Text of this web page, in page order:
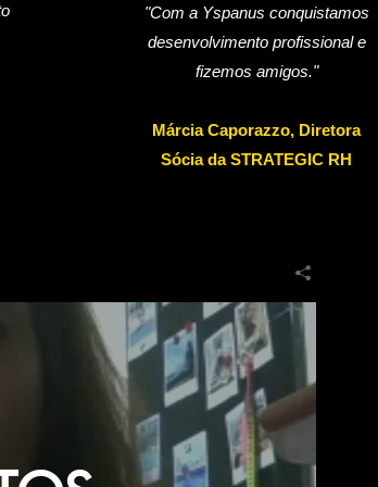
"Com a Yspanus conquistamos
desenvolvimento profissional e
fizemos amigos."
Márcia Caporazzo, Diretora
Sócia da STRATEGIC RH